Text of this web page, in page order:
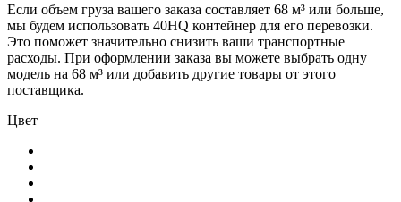
Если объем груза вашего заказа составляет 68 м³ или больше,
мы будем использовать 40HQ контейнер для его перевозки.
Это поможет значительно снизить ваши транспортные
расходы. При оформлении заказа вы можете выбрать одну
модель на 68 м³ или добавить другие товары от этого
поставщика.
Цвет